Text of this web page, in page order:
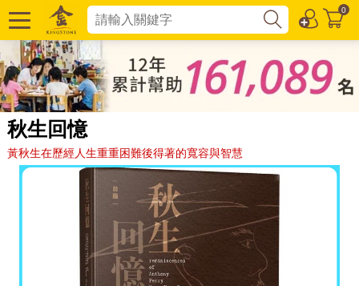
0
秋生回憶
黃秋生在歷經人生重重困難後得著的寬容與智慧